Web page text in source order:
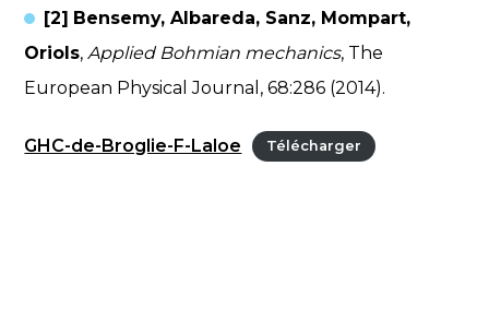
[2] Bensemy, Albareda, Sanz, Mompart,
Oriols, Applied Bohmian mechanics, The
European Physical Journal, 68:286 (2014).
GHC-de-Broglie-F-Laloe Télécharger